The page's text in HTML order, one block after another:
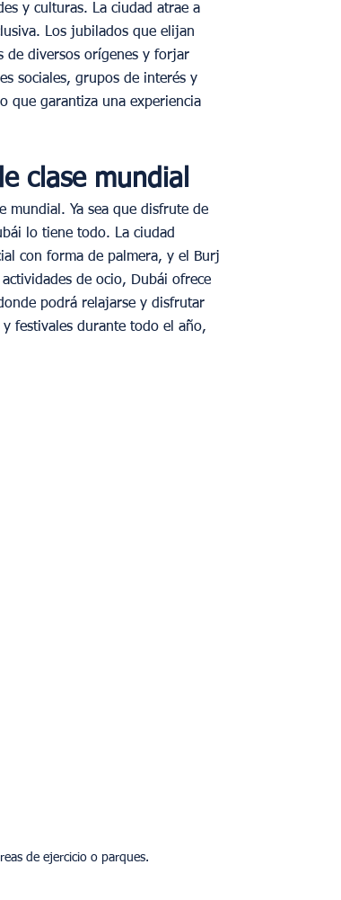
y culturas. La ciudad atrae a
Los jubilados que elijan
de diversos orígenes y forjar
sociales, grupos de interés y
que garantiza una experiencia
clase mundial
mundial. Ya sea que disfrute de
lo tiene todo. La ciudad
con forma de palmera, y el Burj
de ocio, Dubái ofrece
podrá relajarse y disfrutar
festivales durante todo el año,